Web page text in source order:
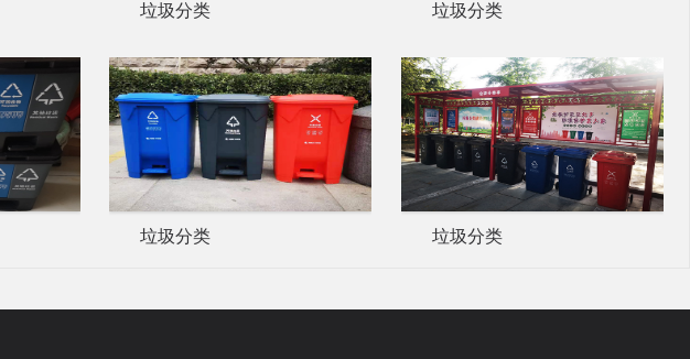
垃圾分类 垃圾分类
垃圾分类 垃圾分类